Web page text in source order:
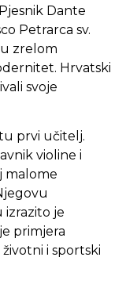
Dante
Petrarca sv.
zrelom
Hrvatski
svoje
prvi učitelj.
violine i
malome
je
primjera
i sportski